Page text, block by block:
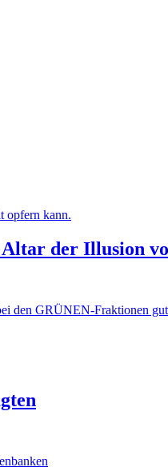
der Illusion
den GRÜNEN-Fraktionen